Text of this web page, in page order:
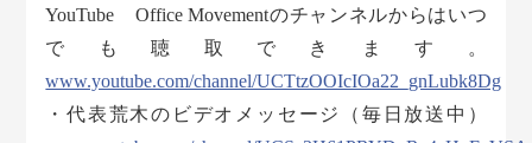
YouTube Office Movementのチャンネルからはいつ
でも聴取できます。
www.youtube.com/channel/UCTtzOOIcIOa22_gnLubk8Dg
・代表荒木のビデオメッセージ（毎日放送中）